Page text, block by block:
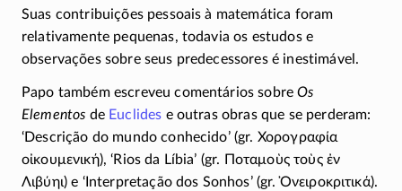
Suas contribuições pessoais à matemática foram
relativamente pequenas, todavia os estudos e
observações sobre seus predecessores é inestimável.
Papo também escreveu comentários sobreOs
Elementos de Euclides e outras obras que se perderam:
‘Descrição do mundo conhecido’ (gr. Χορογραφία
οἰκουμενική), ‘Rios da Líbia’ (gr. Ποταμοὺς τοὺς ἐν
Λιβύηι) e ‘Interpretação dos Sonhos’ (gr.Ὀνειροκριτικά).